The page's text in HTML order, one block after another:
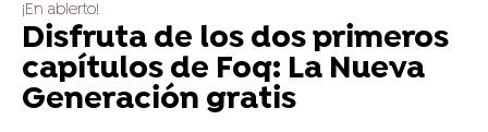
¡En abierto!
Disfruta de los dos primeros
capítulos de Foq: La Nueva
Generación gratis